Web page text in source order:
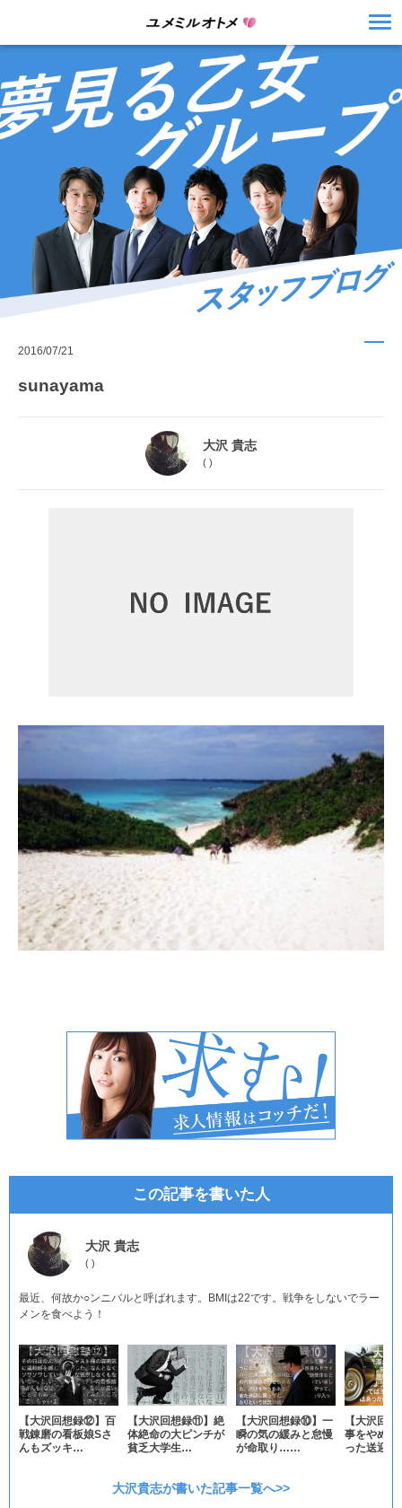
2016/07/21
sunayama
大沢 貴志
( )
この記事を書いた人
大沢 貴志
( )
最近、何故か○ンニバルと呼ばれます。BMIは22です。戦争をしないでラー
メンを食べよう！
【大沢回想録⑫】百
戦錬磨の看板娘Sさ
んもズッキ…
【大沢回想録⑪】絶
体絶命の大ピンチが
貧乏大学生…
【大沢回想録⑩】一
瞬の気の緩みと怠慢
が命取り……
【大沢回
事をやめよ
った送迎
大沢貴志が書いた記事一覧へ>>